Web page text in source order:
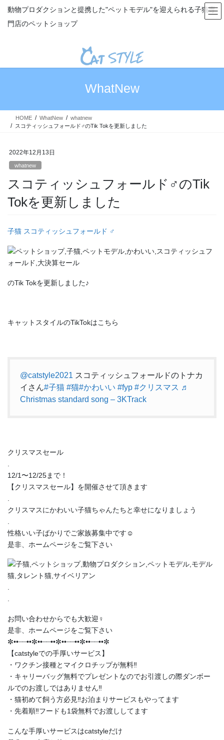
ス
ン
動物プロダクションと提携した"ペットモデル"を迎えられる子猫専
門店のペットショップ
WhatNew
HOME WhatNew
whatnew
スコティッシュフォールド♂のTik Tokを更新しました
2022年12月13日
whatnew
スコティッシュフォールド♂のTik
Tokを更新しました
子猫 スコティッシュフォールド ♂
のTik Tokを更新しました♪
キャットスタイルのTikTokはこちら
@catstyle2021 スコティッシュフォールドのトナカ
イさん#子猫 #猫#かわいい #fyp #クリスマス ♬
Christmas standard song – 3KTrack
クリスマスセール
12/1〜12/25まで！
【クリスマスセール】を開催させて頂きます
クリスマスにかわいい子猫ちゃんたちと幸せになりましょう
性格いい子ばかりでご家族募集中です☺️
是非、ホームページをご覧下さい
.
.
お問い合わせからでも大歓迎‍♀️
是非、ホームページをご覧下さい
✼••┈┈••✼••┈┈••✼••┈┈••✼••┈┈••✼
【catstyleでの手厚いサービス】
・ワクチン接種とマイクロチップが無料‼️
・キャリーバッグ無料でプレゼントなのでお引渡しの際ダンボー
ルでのお渡しではありません‼️
・猫初めて飼う方必見‼️お泊まりサービスもやってます
・先着順‼️フードも1袋無料でお渡ししてます
こんな手厚いサービスはcatstyleだけ